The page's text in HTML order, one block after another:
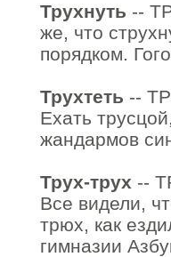
Трухнуть --
же, что
порядком.
Трухтеть --
Ехать
жандармов
Трух-трух --
Все видели,
трюх, как
гимназии